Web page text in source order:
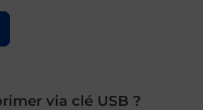
nouvel onglet
via clé USB ?